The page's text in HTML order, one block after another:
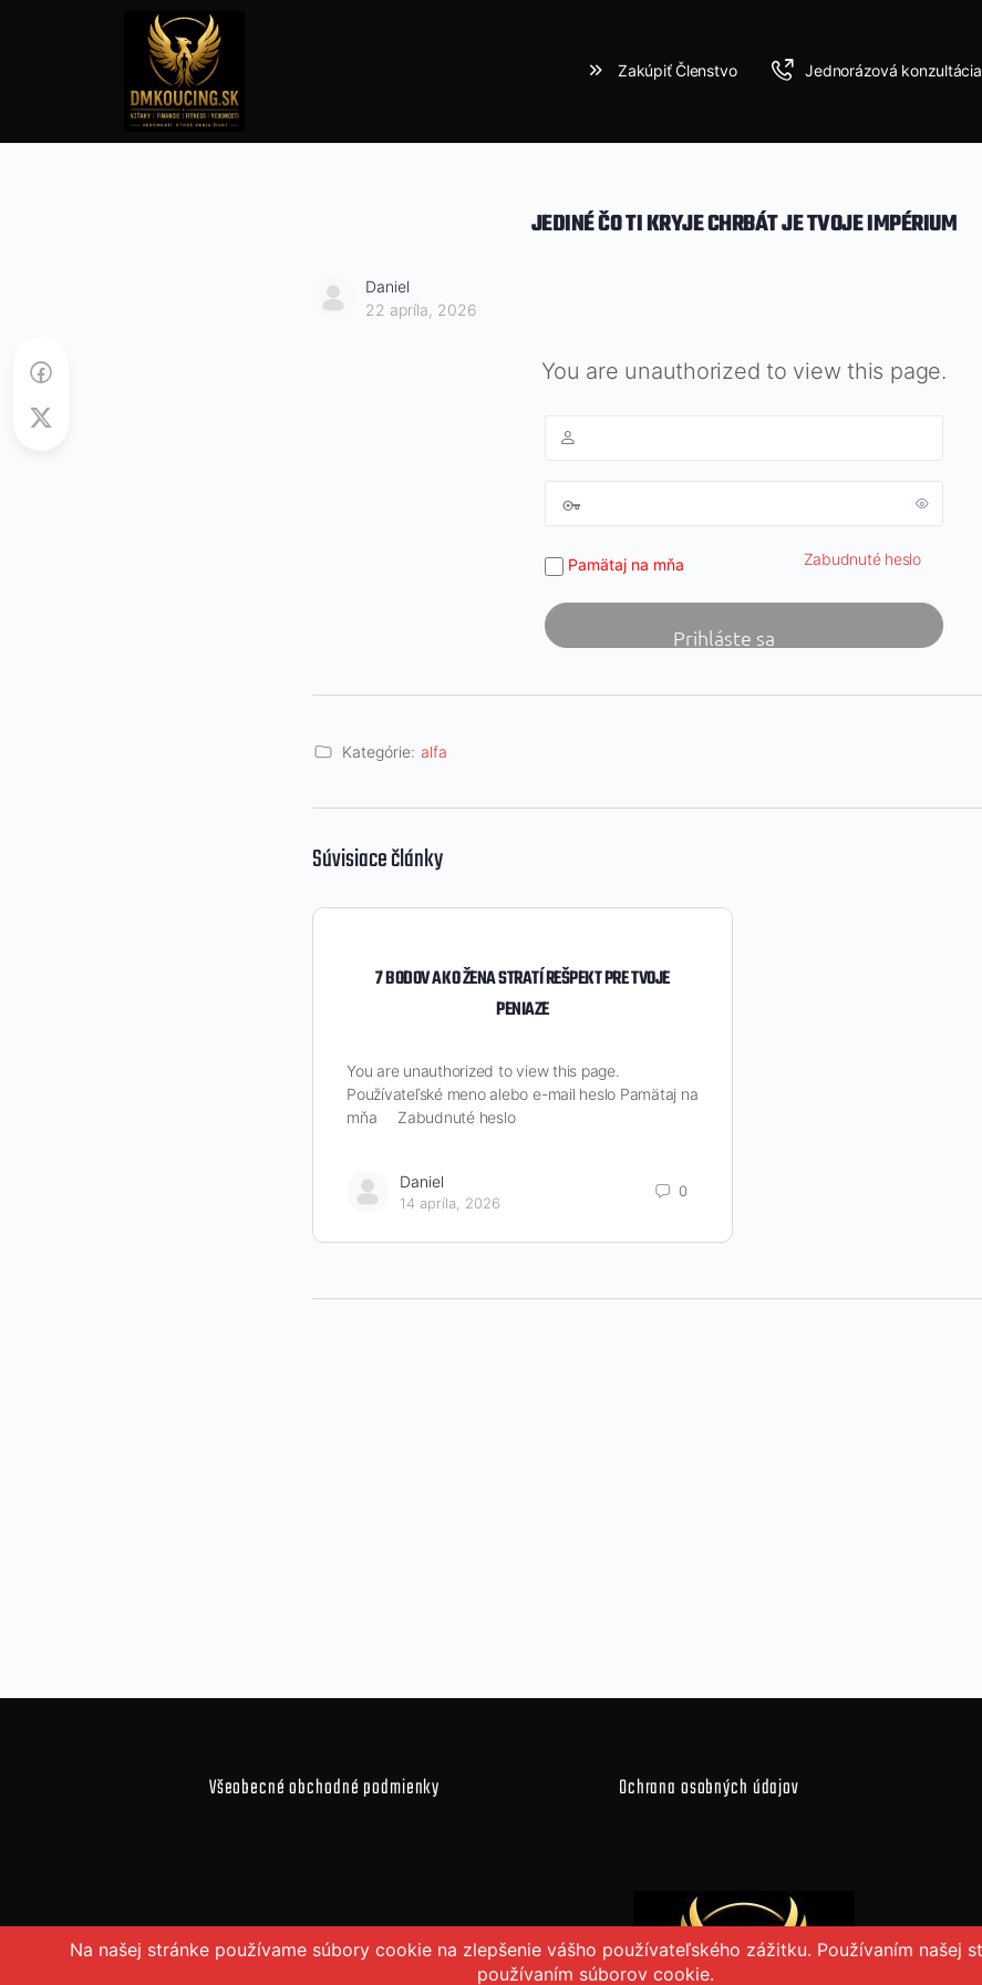
Zakúpiť Členstvo Jednorázová konzultácia
JEDINÉ ČO TI KRYJE CHRBÁT JE TVOJE IMPÉRIUM
Daniel
22 apríla, 2026
You are unauthorized to view this page.
Pamätaj na mňa Zabudnuté heslo
Kategórie: alfa
Súvisiace články
7 BODOV AKO ŽENA STRATÍ REŠPEKT PRE TVOJE
PENIAZE
You are unauthorized to view this page.
Používateľské meno alebo e-mail heslo Pamätaj na
mňa Zabudnuté heslo
Daniel
14 apríla, 2026
0
Všeobecné obchodné podmienky Ochrana osobných údajov